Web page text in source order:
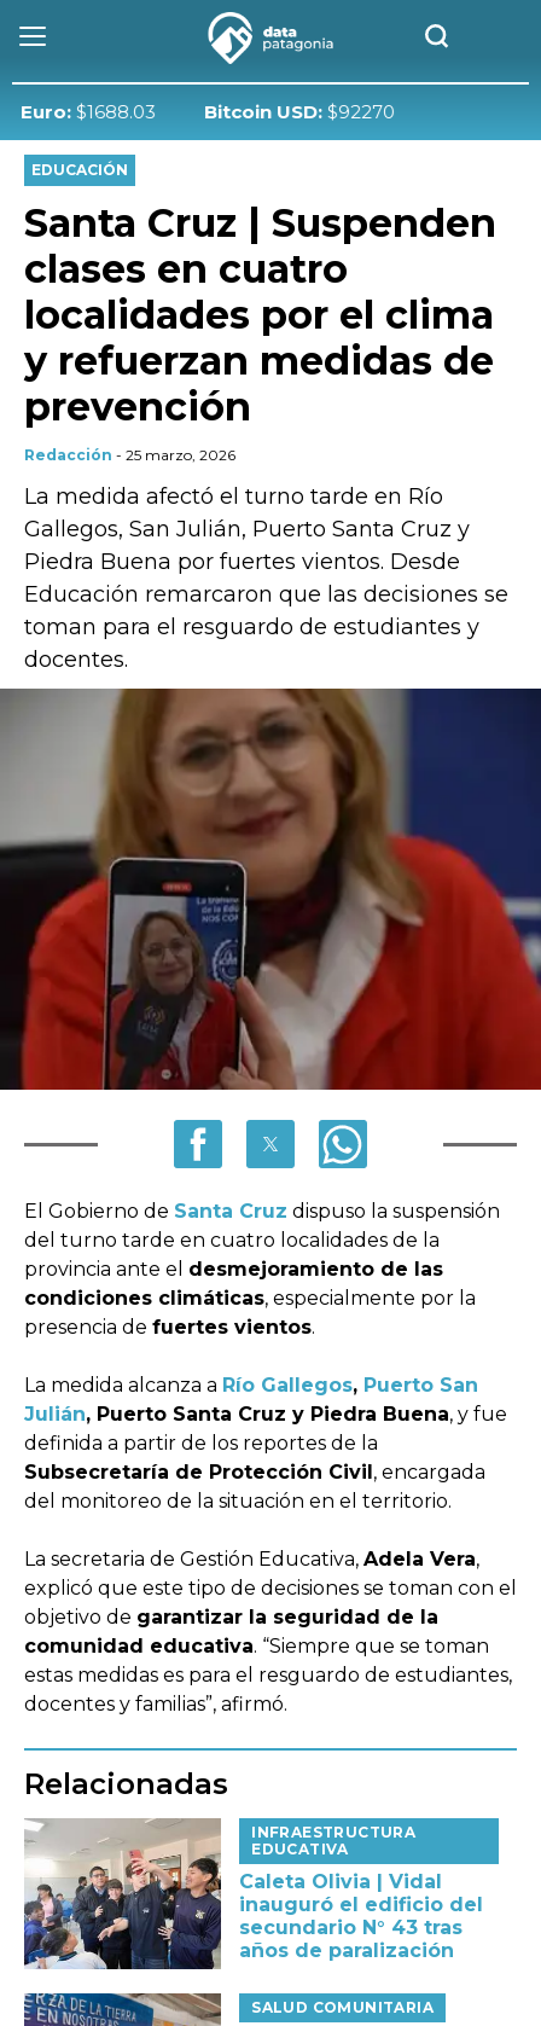
$1688.03 Bitcoin USD: $92270
EDUCACIÓN
Santa Cruz | Suspenden
clases en cuatro
localidades por el clima
y refuerzan medidas de
prevención
Redacción - 25 marzo, 2026
La medida afectó el turno tarde en Río
Gallegos, San Julián, Puerto Santa Cruz y
Piedra Buena por fuertes vientos. Desde
Educación remarcaron que las decisiones se
toman para el resguardo de estudiantes y
docentes.
El Gobierno de Santa Cruz dispuso la suspensión
del turno tarde en cuatro localidades de la
provincia ante el desmejoramiento de las
condiciones climáticas, especialmente por la
presencia de fuertes vientos.
La medida alcanza a Río Gallegos, Puerto San
Julián, Puerto Santa Cruz y Piedra Buena, y fue
definida a partir de los reportes de la
Subsecretaría de Protección Civil , encargada
del monitoreo de la situación en el territorio.
La secretaria de Gestión Educativa, Adela Vera,
explicó que este tipo de decisiones se toman con el
objetivo de garantizar la seguridad de la
comunidad educativa. “Siempre que se toman
estas medidas es para el resguardo de estudiantes,
docentes y familias”, afirmó.
Relacionadas
INFRAESTRUCTURA
EDUCATIVA
Caleta Olivia | Vidal
inauguró el edificio del
secundario N° 43 tras
años de paralización
SALUD COMUNITARIA